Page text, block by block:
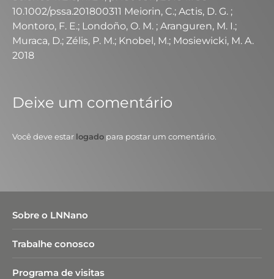
10.1002/pssa.201800311 Meiorin, C.; Actis, D. G. ;
Montoro, F. E.; Londoño, O. M. ; Aranguren, M. I.;
Muraca, D.; Zélis, P. M.; Knobel, M.; Mosiewicki, M. A.
2018
Deixe um comentário
Você deve estar logado para postar um comentário.
Sobre o LNNano
Trabalhe conosco
Programa de visitas